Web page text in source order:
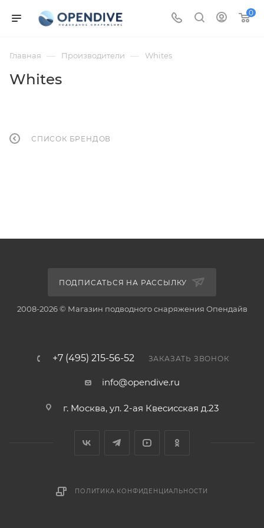
0
Главная — Производители — Whites
Whites
СПИСОК БРЕНДОВ
ПОДПИСАТЬСЯ НА РАССЫЛКУ
2008-2026 © Магазин подводного снаряжения Опендайв
+7 (495) 215-56-52 ЗАКАЗАТЬ ЗВОНОК
info@opendive.ru
г. Москва, ул. 2-ая Квесисская д.23
ПОЛИТИКА КОНФИДЕНЦИАЛЬНОСТИ